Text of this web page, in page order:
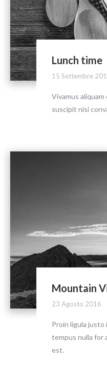
Lunch time
15 Settembre
Vivamus aliquam
suscipit nisi
Mountain
23 Agosto 2016
Proin ligula justo
tempus nulla for
est.